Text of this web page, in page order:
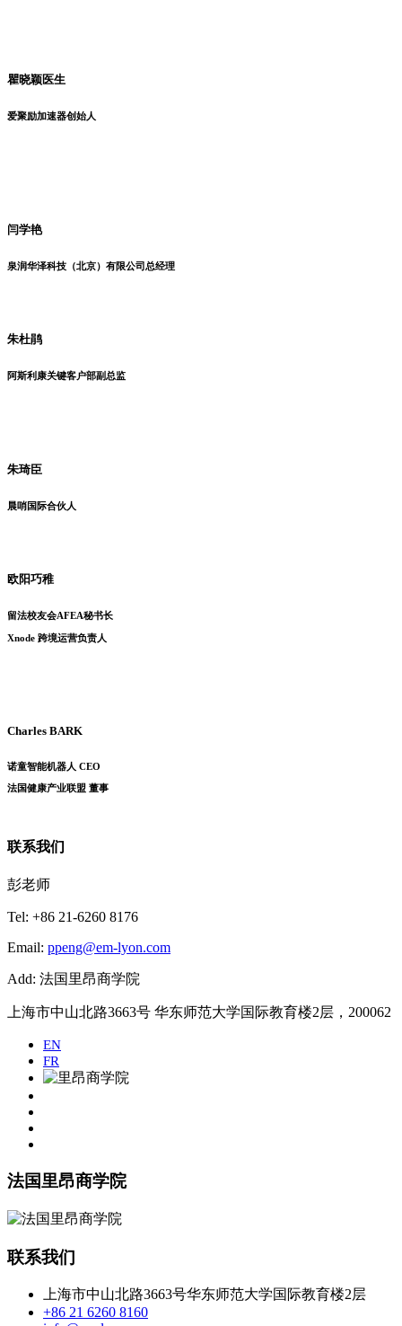
瞿晓颖医生
爱聚励加速器创始人
闫学艳
泉润华泽科技（北京）有限公司总经理
朱杜鹃
阿斯利康关键客户部副总监
朱琦臣
晨哨国际合伙人
欧阳巧稚
留法校友会AFEA秘书长
Xnode 跨境运营负责人
Charles BARK
诺童智能机器人 CEO
法国健康产业联盟 董事
联系我们
彭老师
Tel: +86 21-6260 8176
Email: ppeng@em-lyon.com
Add: 法国里昂商学院
上海市中山北路3663号 华东师范大学国际教育楼2层，200062
EN
FR
法国里昂商学院
联系我们
上海市中山北路3663号华东师范大学国际教育楼2层
+86 21 6260 8160